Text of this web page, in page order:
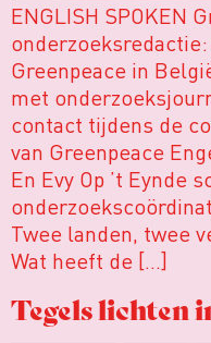
ENGLISH SPOKEN
Greenpeace in
met
contact tijdens de
van Greenpeace
En Evy Op ’t Eynde
Twee landen, twee
Wat heeft de […]
Tegels lichten